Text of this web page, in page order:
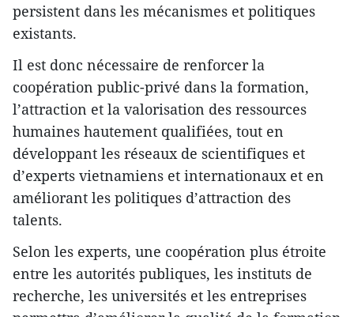
persistent dans les mécanismes et politiques
existants.
Il est donc nécessaire de renforcer la
coopération public-privé dans la formation,
l’attraction et la valorisation des ressources
humaines hautement qualifiées, tout en
développant les réseaux de scientifiques et
d’experts vietnamiens et internationaux et en
améliorant les politiques d’attraction des
talents.
Selon les experts, une coopération plus étroite
entre les autorités publiques, les instituts de
recherche, les universités et les entreprises